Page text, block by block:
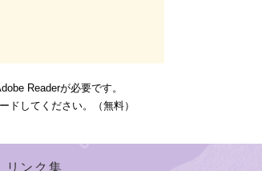
Readerが必要です。
ドしてください。（無料）
リンク集